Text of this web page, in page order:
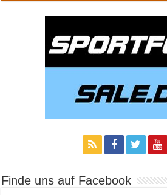
Finde uns auf Facebook